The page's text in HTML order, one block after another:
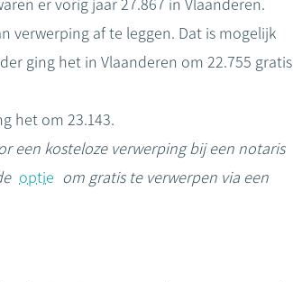
er vorig jaar 27.867 in Vlaanderen.
verwerping af te leggen. Dat is mogelijk
ging het in Vlaanderen om 22.755 gratis
het om 23.143.
een kosteloze verwerping bij een notaris
optie om gratis te verwerpen via een